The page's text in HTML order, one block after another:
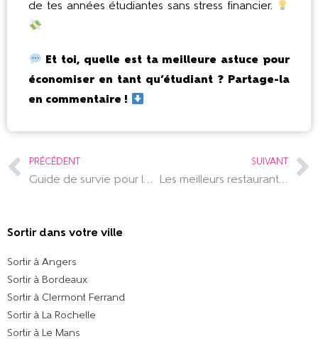
de tes années étudiantes sans stress financier.
Et toi, quelle est ta meilleure astuce pour
économiser en tant qu’étudiant ? Partage-la
en commentaire !
PRÉCÉDENT
Guide de survie pour les étudiants dans une ville inconnue
SUIVANT
Les meilleurs restaurants à Tours : découvrez 10 adresses incontournables
Sortir dans votre ville​
Sortir à Angers
Sortir à Bordeaux
Sortir à Clermont Ferrand
Sortir à La Rochelle
Sortir à Le Mans